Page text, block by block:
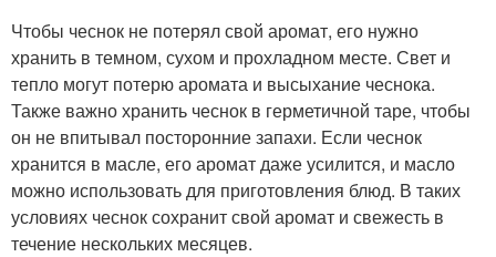
Чтобы чеснок не потерял свой аромат, его нужно
хранить в темном, сухом и прохладном месте. Свет и
тепло могут потерю аромата и высыхание чеснока.
Также важно хранить чеснок в герметичной таре, чтобы
он не впитывал посторонние запахи. Если чеснок
хранится в масле, его аромат даже усилится, и масло
можно использовать для приготовления блюд. В таких
условиях чеснок сохранит свой аромат и свежесть в
течение нескольких месяцев.